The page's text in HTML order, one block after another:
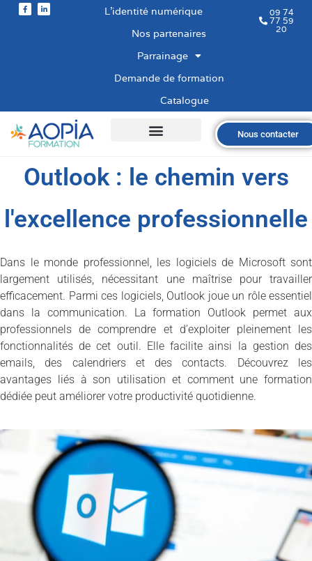
L’identité numérique
Nos partenaires
Parrainage
Demande de formation
Catalogue
09 74
77 59
20
Nous contacter
Outlook : le chemin vers
l'excellence professionnelle
Dans le monde professionnel, les logiciels de Microsoft sont
largement utilisés, nécessitant une maîtrise pour travailler
efficacement. Parmi ces logiciels, Outlook joue un rôle essentiel
dans la communication. La formation Outlook permet aux
professionnels de comprendre et d’exploiter pleinement les
fonctionnalités de cet outil. Elle facilite ainsi la gestion des
emails, des calendriers et des contacts. Découvrez les
avantages liés à son utilisation et comment une formation
dédiée peut améliorer votre productivité quotidienne.